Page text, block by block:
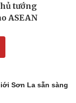
tướng
ASEAN
Sơn La sẵn sàng